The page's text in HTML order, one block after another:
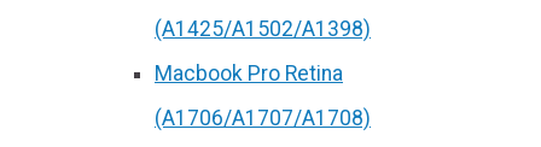
(А1425/A1502/A1398)
Macbook Pro Retina
(А1706/A1707/A1708)